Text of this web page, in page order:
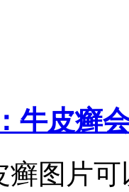
牛皮癣
癣图片